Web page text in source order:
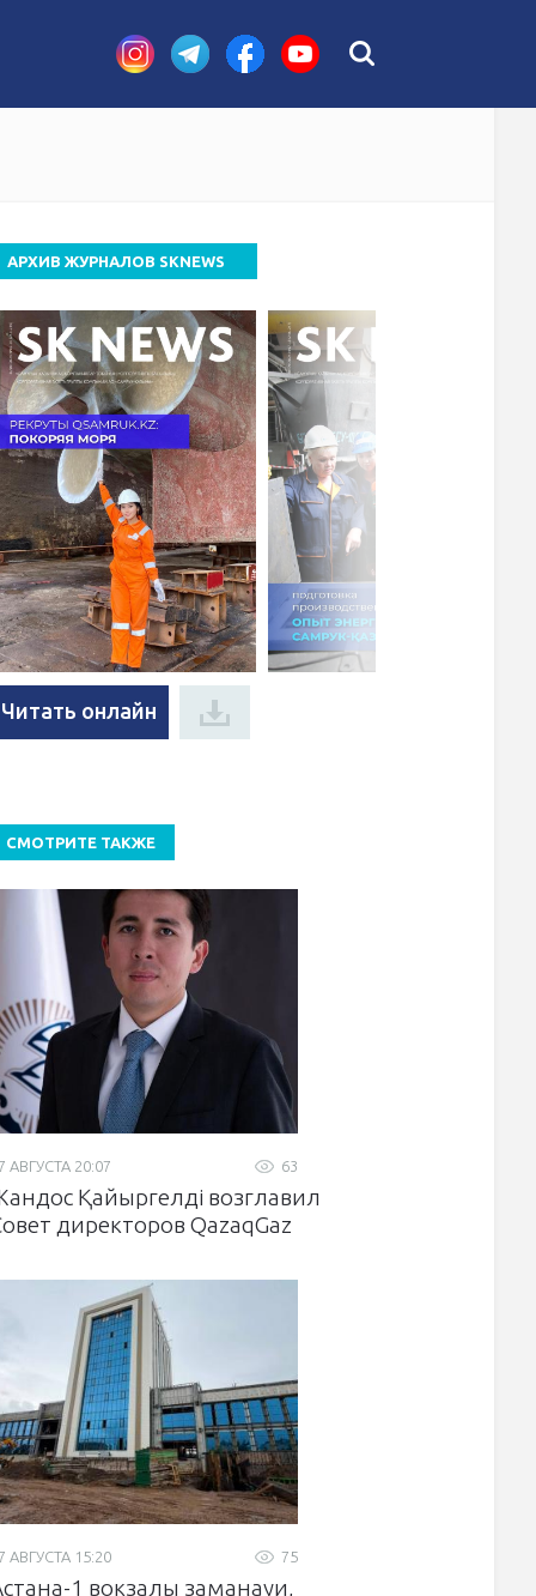
АРХИВ ЖУРНАЛОВ SKNEWS
Читать онлайн
СМОТРИТЕ ТАКЖЕ
63
АВГУСТА 20:07
Қайыргелді возглавил
директоров QazaqGaz
75
АВГУСТА 15:20
1 вокзалы заманауи,